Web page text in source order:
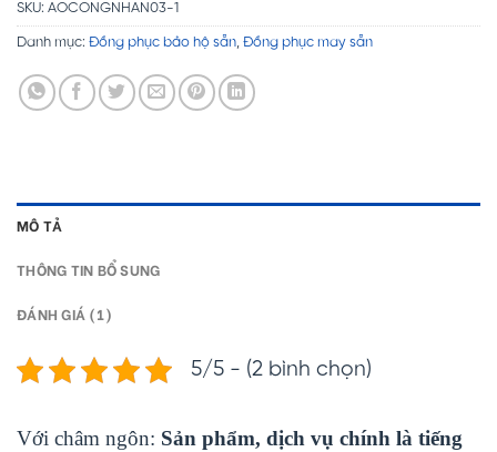
SKU: AOCONGNHAN03-1
Danh mục: Đồng phục bảo hộ sẵn, Đồng phục may sẵn
MÔ TẢ
THÔNG TIN BỔ SUNG
ĐÁNH GIÁ (1)
5/5 - (2 bình chọn)
Với châm ngôn: Sản phẩm, dịch vụ chính là tiếng